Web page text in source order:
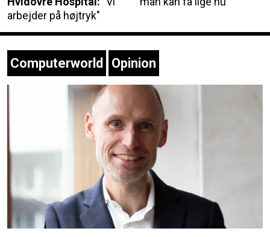
arbejder på højtryk"
Computerworld Opinion